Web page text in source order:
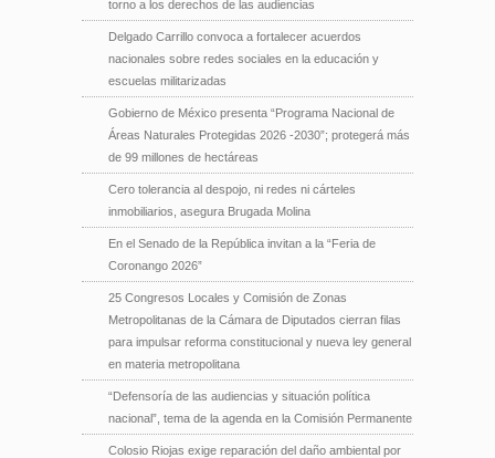
torno a los derechos de las audiencias
Delgado Carrillo convoca a fortalecer acuerdos
nacionales sobre redes sociales en la educación y
escuelas militarizadas
Gobierno de México presenta “Programa Nacional de
Áreas Naturales Protegidas 2026 -2030”; protegerá más
de 99 millones de hectáreas
Cero tolerancia al despojo, ni redes ni cárteles
inmobiliarios, asegura Brugada Molina
En el Senado de la República invitan a la “Feria de
Coronango 2026”
25 Congresos Locales y Comisión de Zonas
Metropolitanas de la Cámara de Diputados cierran filas
para impulsar reforma constitucional y nueva ley general
en materia metropolitana
“Defensoría de las audiencias y situación política
nacional”, tema de la agenda en la Comisión Permanente
Colosio Riojas exige reparación del daño ambiental por